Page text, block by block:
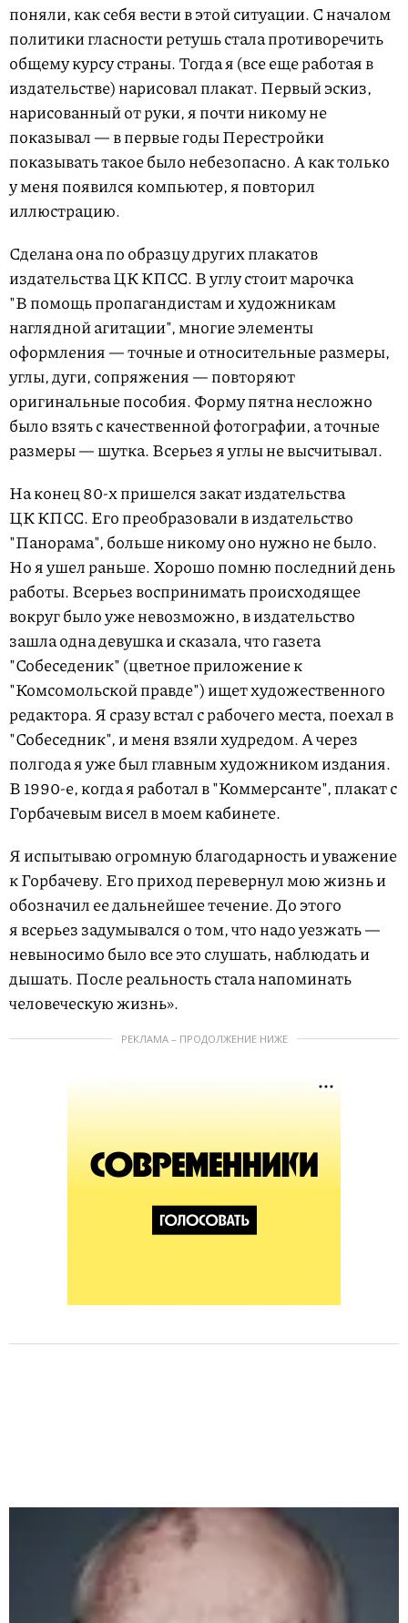
поняли, как себя вести в этой ситуации. С началом
политики гласности ретушь стала противоречить
общему курсу страны. Тогда я (все еще работая в
издательстве) нарисовал плакат. Первый эскиз,
нарисованный от руки, я почти никому не
показывал — в первые годы Перестройки
показывать такое было небезопасно. А как только
у меня появился компьютер, я повторил
иллюстрацию.
Сделана она по образцу других плакатов
издательства ЦК КПСС. В углу стоит марочка
"В помощь пропагандистам и художникам
наглядной агитации", многие элементы
оформления — точные и относительные размеры,
углы, дуги, сопряжения — повторяют
оригинальные пособия. Форму пятна несложно
было взять с качественной фотографии, а точные
размеры — шутка. Всерьез я углы не высчитывал.
На конец 80-х пришелся закат издательства
ЦК КПСС. Его преобразовали в издательство
"Панорама", больше никому оно нужно не было.
Но я ушел раньше. Хорошо помню последний день
работы. Всерьез воспринимать происходящее
вокруг было уже невозможно, в издательство
зашла одна девушка и сказала, что газета
"Собеседеник" (цветное приложение к
"Комсомольской правде") ищет художественного
редактора. Я сразу встал с рабочего места, поехал в
"Собеседник", и меня взяли худредом. А через
полгода я уже был главным художником издания.
В 1990-е, когда я работал в "Коммерсанте", плакат с
Горбачевым висел в моем кабинете.
Я испытываю огромную благодарность и уважение
к Горбачеву. Его приход перевернул мою жизнь и
обозначил ее дальнейшее течение. До этого
я всерьез задумывался о том, что надо уезжать —
невыносимо было все это слушать, наблюдать и
дышать. После реальность стала напоминать
человеческую жизнь».
РЕКЛАМА – ПРОДОЛЖЕНИЕ НИЖЕ